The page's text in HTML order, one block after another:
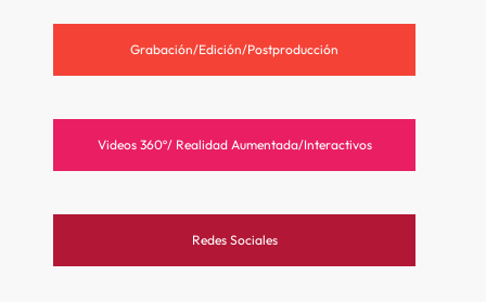
Grabación/Edición/Postproducción
Videos 360º/ Realidad Aumentada/Interactivos
Redes Sociales